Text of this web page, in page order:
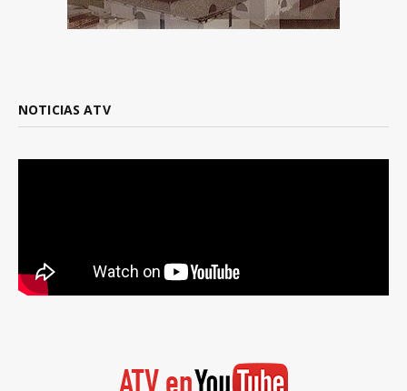
NOTICIAS ATV